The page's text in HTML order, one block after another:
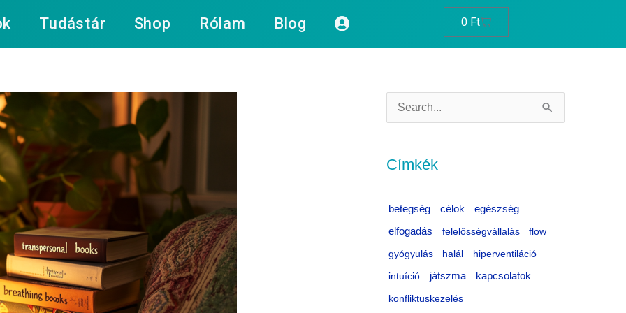
Tudástár Shop Rólam Blog 0 Ft Cart
Címkék
betegség célok egészség
elfogadás felelősségvállalás
flow
gyógyulás
halál
hiperventiláció
intuíció
játszma
kapcsolatok
konfliktuskezelés